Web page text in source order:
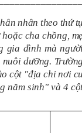
nhân theo thứ
cha chồng,
gia đình mà
dưỡng.
cột "địa chỉ nơi
năm sinh" và 4